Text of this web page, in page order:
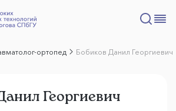
ортопед Бобиков Данил Георгиевич
Георгиевич